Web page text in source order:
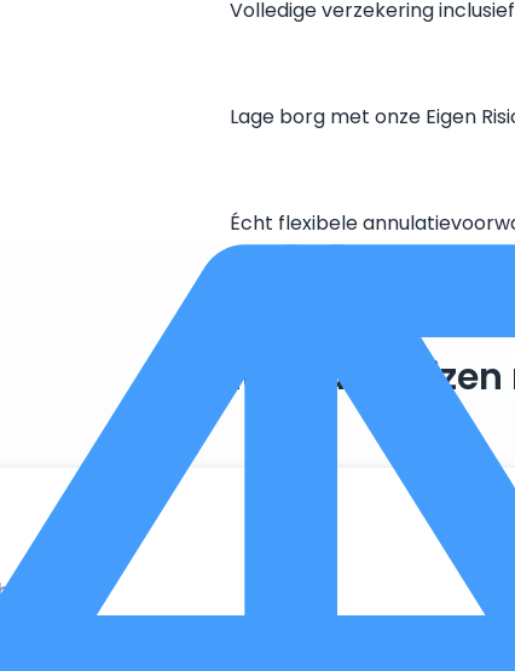
Volledige verzekering
Lage borg met onze Eigen
Écht flexibele
Duurzaam
ze niet gebruikt worden. Zo maken we optimaal gebruik